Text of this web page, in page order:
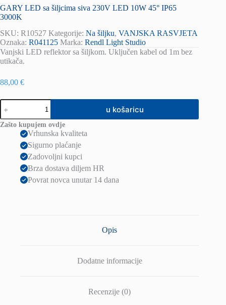
GARY LED sa šiljcima siva 230V LED 10W 45° IP65
3000K
SKU: R10527 Kategorije: Na šiljku, VANJSKA RASVJETA
Oznaka: R041125 Marka: Rendl Light Studio
Vanjski LED reflektor sa šiljkom. Uključen kabel od 1m bez
utikača.
88,00 €
GARY
LED
sa
šiljcima
u košaricu
Zašto kupujem ovdje
Vrhunska kvaliteta
Sigurno plaćanje
Zadovoljni kupci
Brza dostava diljem HR
Povrat novca unutar 14 dana
Opis
Dodatne informacije
Recenzije (0)